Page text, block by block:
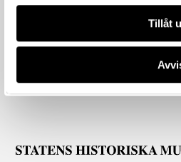
Tillåt